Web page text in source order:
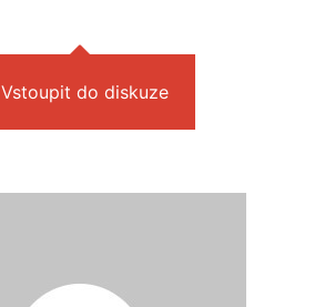
Vstoupit do diskuze